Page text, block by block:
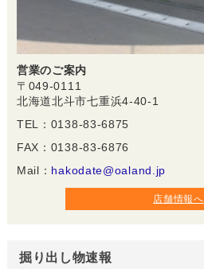
営業のご案内
〒049-0111
北海道北斗市七重浜4-40-1
TEL：0138-83-6875
FAX：0138-83-6876
Mail： hakodate@oaland.jp
店舗情報へ
掘り出し物速報